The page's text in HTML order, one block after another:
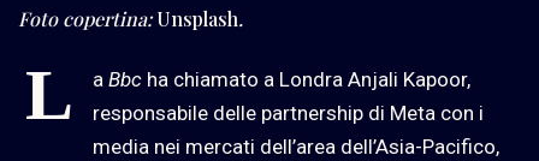
Foto copertina:Unsplash.
L a Bbc ha chiamato a Londra Anjali Kapoor,
responsabile delle partnership di Meta con i
media nei mercati dell’area dell’Asia-Pacifico,